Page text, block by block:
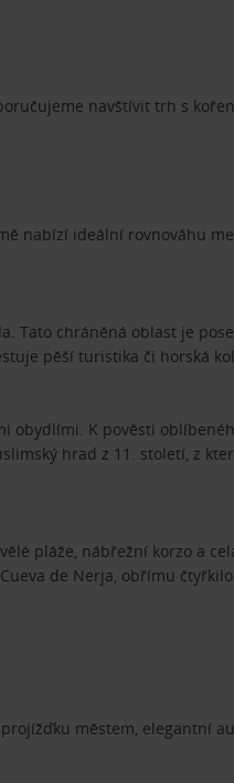
navštívit trh s
nabízí ideální rovnováhu
Tato chráněná oblast je
pěší turistika či horská
obydlími. K pověsti
hrad z 11. století, z
pláže, nábřežní korzo a
de Nerja, obřímu
městem, elegantní